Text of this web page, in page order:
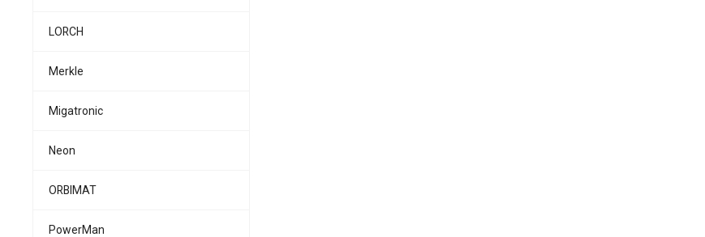
LORCH
Merkle
Migatronic
Neon
ORBIMAT
PowerMan